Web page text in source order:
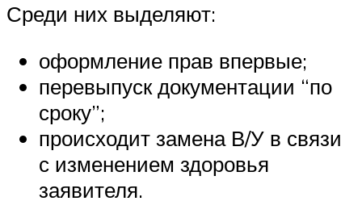
Среди них выделяют:
оформление прав впервые;
перевыпуск документации “по
сроку”;
происходит замена В/У в связи
с изменением здоровья
заявителя.